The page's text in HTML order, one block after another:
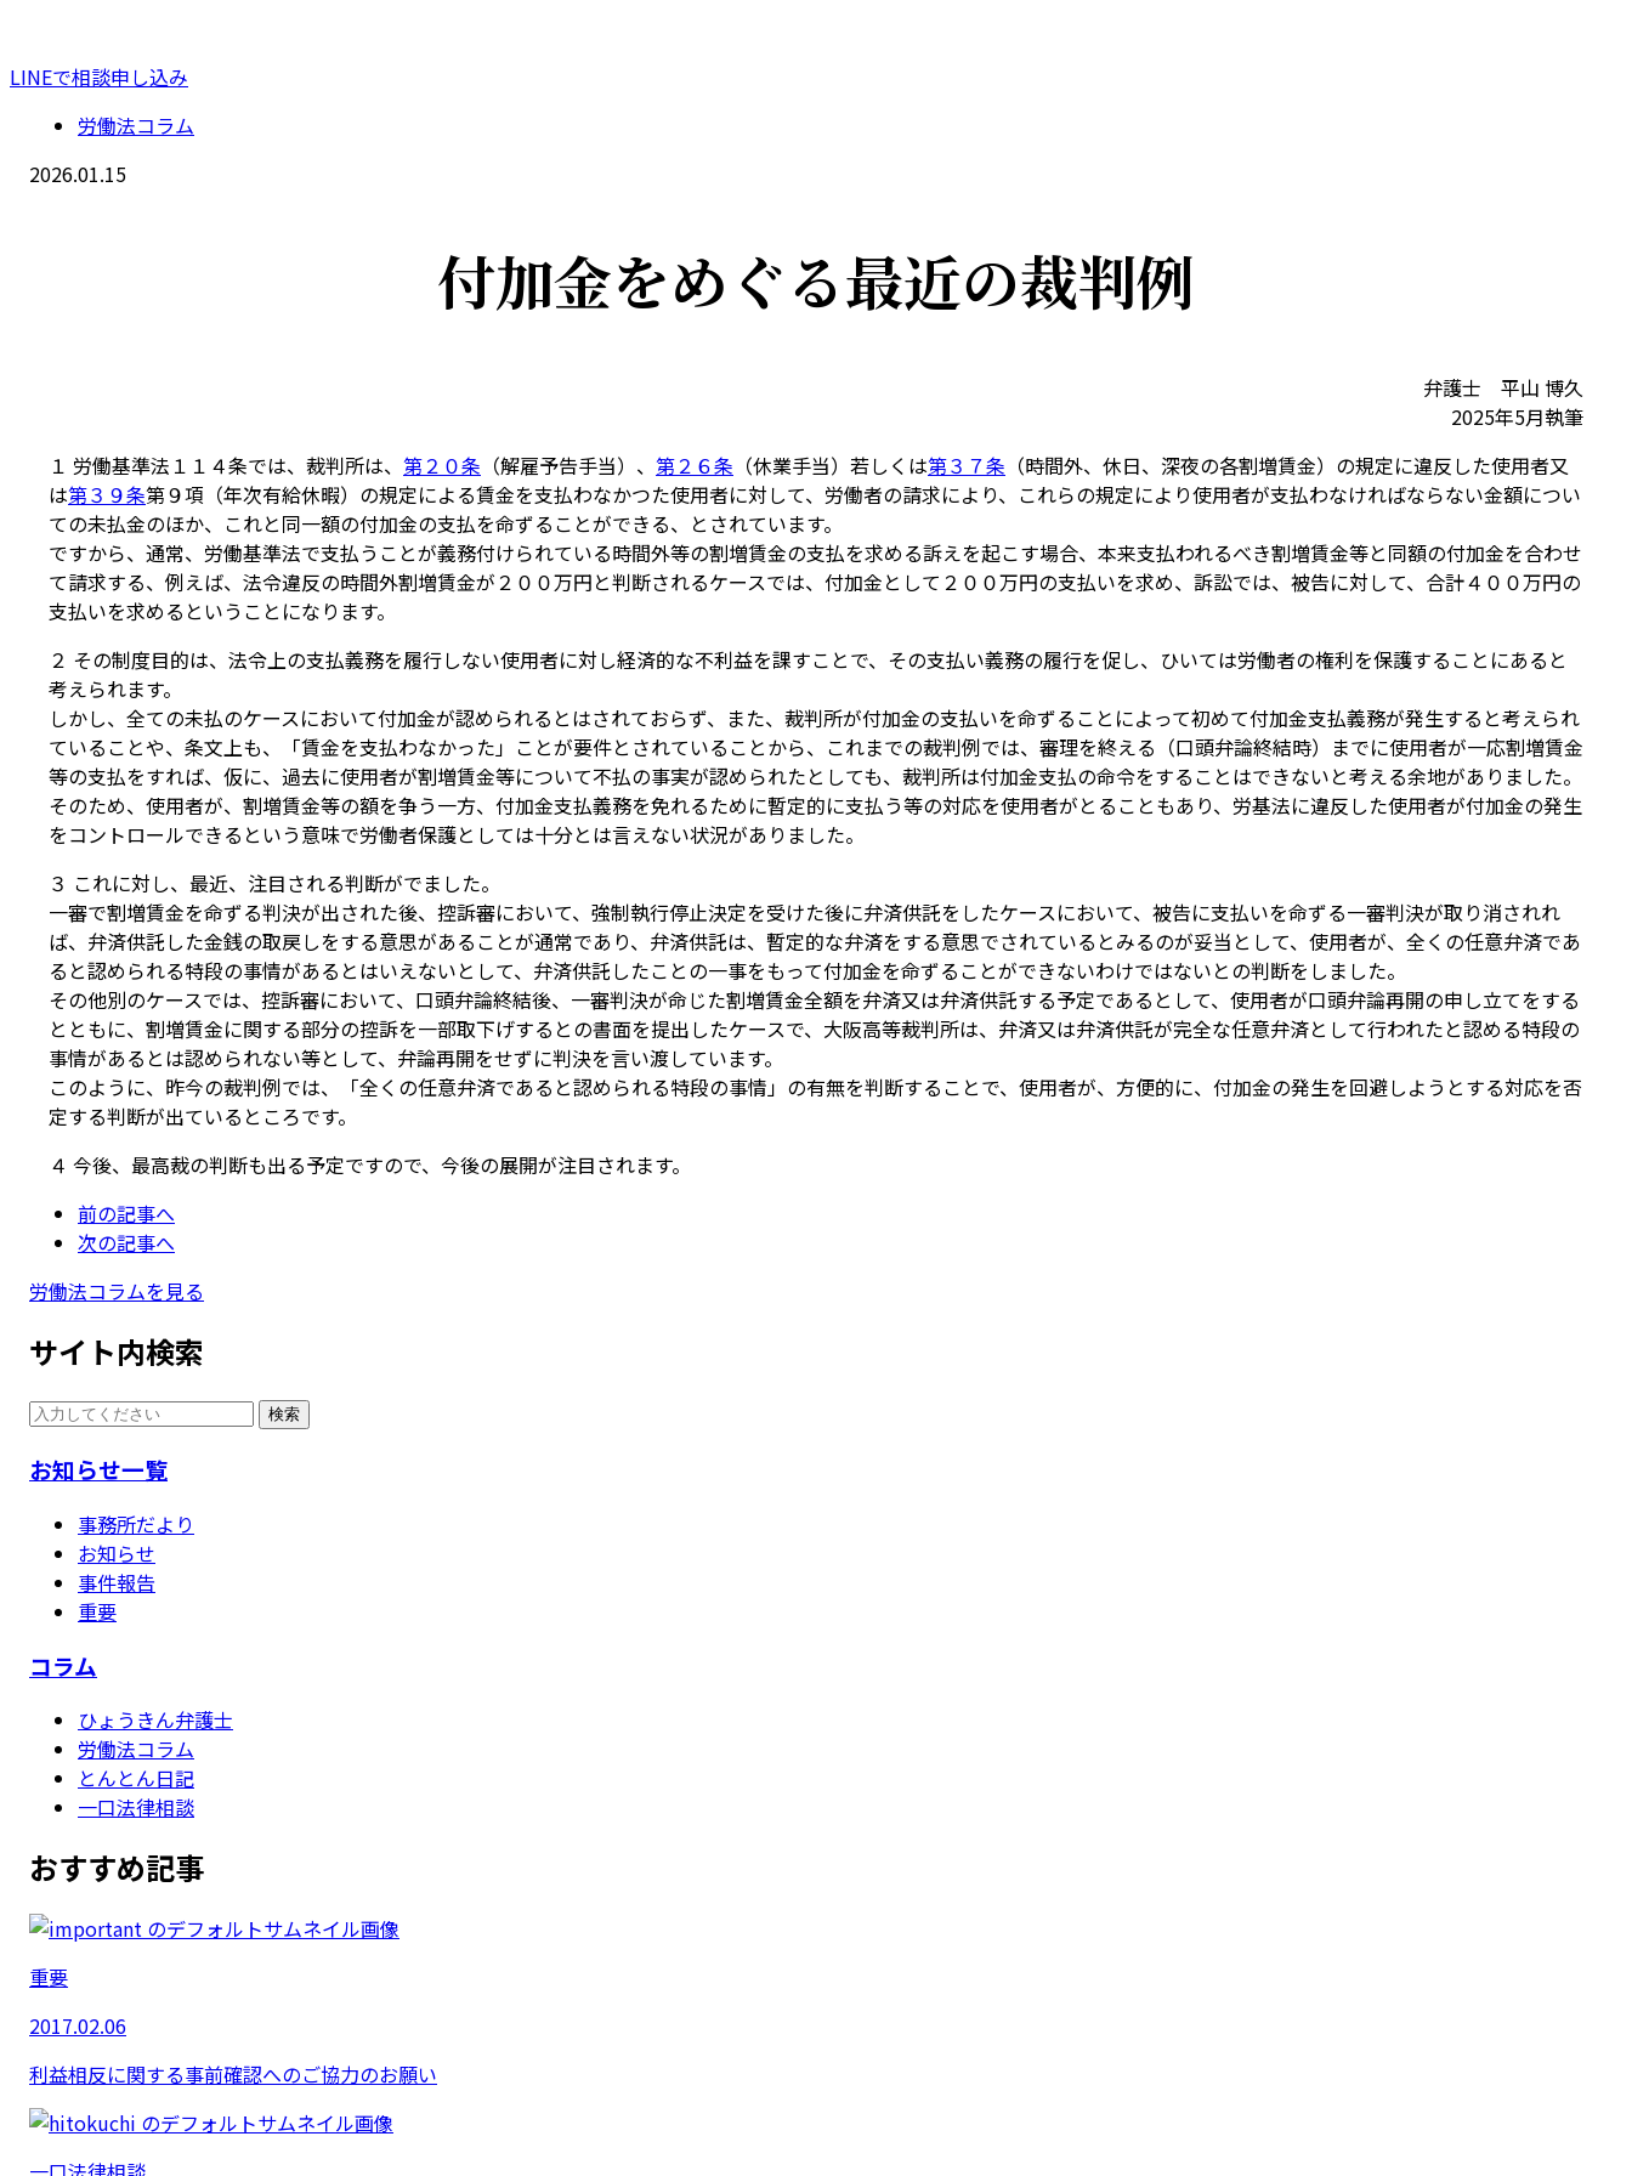
LINEで相談申し込み
労働法コラム
2026.01.15
付加金をめぐる最近の裁判例
弁護士 平山 博久
2025年5月執筆
１ 労働基準法１１４条では、裁判所は、 第２０条 （解雇予告手当）、 第２６条 （休業手当）若しくは第３７条 （時間外、休日、深夜の各割増賃金）の規定に違反した使用者又
は第３９条第９項（年次有給休暇）の規定による賃金を支払わなかつた使用者に対して、労働者の請求により、これらの規定により使用者が支払わなければならない金額につい
ての未払金のほか、これと同一額の付加金の支払を命ずることができる、とされています。
ですから、通常、労働基準法で支払うことが義務付けられている時間外等の割増賃金の支払を求める訴えを起こす場合、本来支払われるべき割増賃金等と同額の付加金を合わせ
て請求する、例えば、法令違反の時間外割増賃金が２００万円と判断されるケースでは、付加金として２００万円の支払いを求め、訴訟では、被告に対して、合計４００万円の
支払いを求めるということになります。
２ その制度目的は、法令上の支払義務を履行しない使用者に対し経済的な不利益を課すことで、その支払い義務の履行を促し、ひいては労働者の権利を保護することにあると
考えられます。
しかし、全ての未払のケースにおいて付加金が認められるとはされておらず、また、裁判所が付加金の支払いを命ずることによって初めて付加金支払義務が発生すると考えられ
ていることや、条文上も、「賃金を支払わなかった」ことが要件とされていることから、これまでの裁判例では、審理を終える（口頭弁論終結時）までに使用者が一応割増賃金
等の支払をすれば、仮に、過去に使用者が割増賃金等について不払の事実が認められたとしても、裁判所は付加金支払の命令をすることはできないと考える余地がありました。
そのため、使用者が、割増賃金等の額を争う一方、付加金支払義務を免れるために暫定的に支払う等の対応を使用者がとることもあり、労基法に違反した使用者が付加金の発生
をコントロールできるという意味で労働者保護としては十分とは言えない状況がありました。
３ これに対し、最近、注目される判断がでました。
一審で割増賃金を命ずる判決が出された後、控訴審において、強制執行停止決定を受けた後に弁済供託をしたケースにおいて、被告に支払いを命ずる一審判決が取り消されれ
ば、弁済供託した金銭の取戻しをする意思があることが通常であり、弁済供託は、暫定的な弁済をする意思でされているとみるのが妥当として、使用者が、全くの任意弁済であ
ると認められる特段の事情があるとはいえないとして、弁済供託したことの一事をもって付加金を命ずることができないわけではないとの判断をしました。
その他別のケースでは、控訴審において、口頭弁論終結後、一審判決が命じた割増賃金全額を弁済又は弁済供託する予定であるとして、使用者が口頭弁論再開の申し立てをする
とともに、割増賃金に関する部分の控訴を一部取下げするとの書面を提出したケースで、大阪高等裁判所は、弁済又は弁済供託が完全な任意弁済として行われたと認める特段の
事情があるとは認められない等として、弁論再開をせずに判決を言い渡しています。
このように、昨今の裁判例では、「全くの任意弁済であると認められる特段の事情」の有無を判断することで、使用者が、方便的に、付加金の発生を回避しようとする対応を否
定する判断が出ているところです。
４ 今後、最高裁の判断も出る予定ですので、今後の展開が注目されます。
前の記事へ
次の記事へ
労働法コラムを見る
サイト内検索
検索
お知らせ一覧
事務所だより
お知らせ
事件報告
重要
コラム
ひょうきん弁護士
労働法コラム
とんとん日記
一口法律相談
おすすめ記事
重要
2017.02.06
利益相反に関する事前確認へのご協力のお願い